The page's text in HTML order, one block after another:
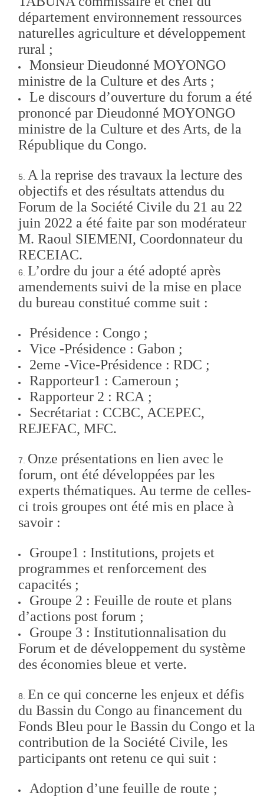
département environnement ressources
naturelles agriculture et développement
rural ;
Monsieur Dieudonné MOYONGO
ministre de la Culture et des Arts ;
Le discours d’ouverture du forum a été
prononcé par Dieudonné MOYONGO
ministre de la Culture et des Arts, de la
République du Congo.
A la reprise des travaux la lecture des
objectifs et des résultats attendus du
Forum de la Société Civile du 21 au 22
juin 2022 a été faite par son modérateur
M. Raoul SIEMENI, Coordonnateur du
RECEIAC.
L’ordre du jour a été adopté après
amendements suivi de la mise en place
du bureau constitué comme suit :
Présidence : Congo ;
Vice -Présidence : Gabon ;
2eme -Vice-Présidence : RDC ;
Rapporteur1 : Cameroun ;
Rapporteur 2 : RCA ;
Secrétariat : CCBC, ACEPEC,
REJEFAC, MFC.
Onze présentations en lien avec le
forum, ont été développées par les
experts thématiques. Au terme de celles-
ci trois groupes ont été mis en place à
savoir :
Groupe1 : Institutions, projets et
programmes et renforcement des
capacités ;
Groupe 2 : Feuille de route et plans
d’actions post forum ;
Groupe 3 : Institutionnalisation du
Forum et de développement du système
des économies bleue et verte.
En ce qui concerne les enjeux et défis
du Bassin du Congo au financement du
Fonds Bleu pour le Bassin du Congo et la
contribution de la Société Civile, les
participants ont retenu ce qui suit :
Adoption d’une feuille de route ;